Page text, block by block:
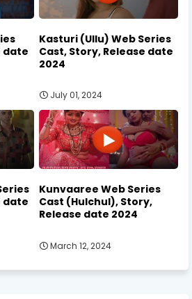
date
Kasturi (Ullu) Web Series
Cast, Story, Release date
2024
July 01, 2024
date
Kunvaaree Web Series
Cast (Hulchul), Story,
Release date 2024
March 12, 2024